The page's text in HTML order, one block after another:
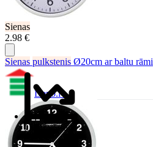
Sienas
2.98 €
Cenu vēsture
Sienas pulkstenis Ø20cm ar baltu rāmi
Depo.lv